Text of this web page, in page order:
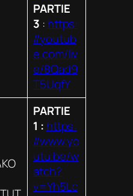
PARTIE
3 : https:
//youtub
e.com/liv
e/8Qad9
T5UqfY
PARTIE
1 : https:
//www.yo
utu.be/w
atch?
v=Yh5Lc